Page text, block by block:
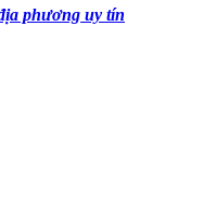
phương uy tín